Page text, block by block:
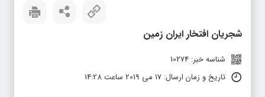
شجریان افتخار ایران زمین
شناسه خبر: 10274
تاریخ و زمان ارسال: 17 می 2019 ساعت 14:28